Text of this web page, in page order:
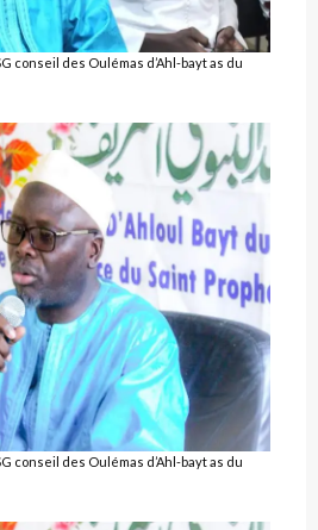
conseil des Oulémas d’Ahl-bayt as du
conseil des Oulémas d’Ahl-bayt as du